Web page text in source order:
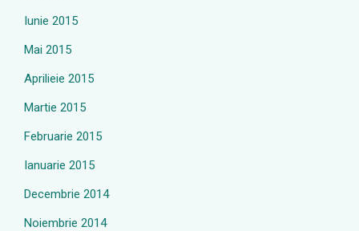
Iunie 2015
Mai 2015
Aprilieie 2015
Martie 2015
Februarie 2015
Ianuarie 2015
Decembrie 2014
Noiembrie 2014